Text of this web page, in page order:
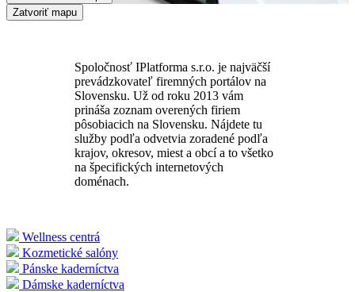
Zatvoriť mapu
Spoločnosť IPlatforma s.r.o. je najväčší
prevádzkovateľ firemných portálov na
Slovensku. Už od roku 2013 vám
prináša zoznam overených firiem
pôsobiacich na Slovensku. Nájdete tu
služby podľa odvetvia zoradené podľa
krajov, okresov, miest a obcí a to všetko
na špecifických internetových
doménach.
Wellness centrá
Kozmetické salóny
Pánske kaderníctva
Dámske kaderníctva